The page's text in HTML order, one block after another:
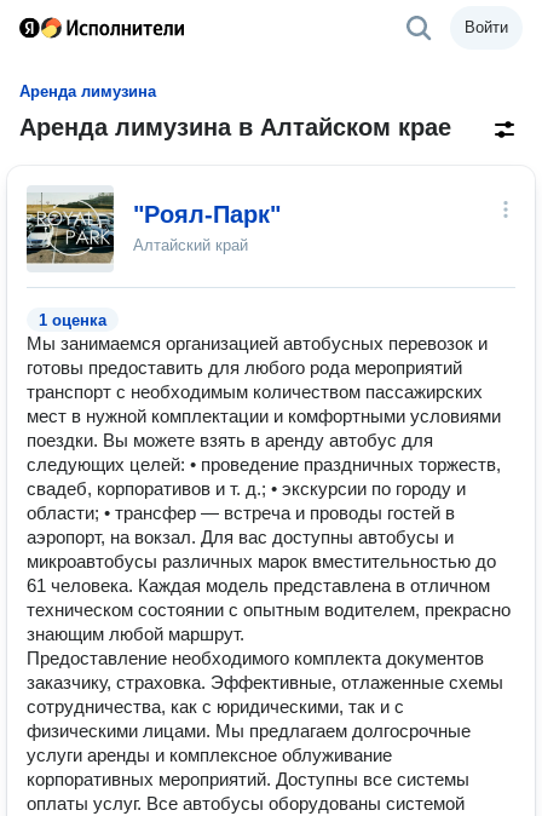
Войти
Аренда лимузина
Аренда лимузина в Алтайском крае
"Роял-Парк"
Алтайский край
1 оценка
Мы занимаемся организацией автобусных перевозок и
готовы предоставить для любого рода мероприятий
транспорт с необходимым количеством пассажирских
мест в нужной комплектации и комфортными условиями
поездки. Вы можете взять в аренду автобус для
следующих целей: • проведение праздничных торжеств,
свадеб, корпоративов и т. д.; • экскурсии по городу и
области; • трансфер — встреча и проводы гостей в
аэропорт, на вокзал. Для вас доступны автобусы и
микроавтобусы различных марок вместительностью до
61 человека. Каждая модель представлена в отличном
техническом состоянии с опытным водителем, прекрасно
знающим любой маршрут.
Предоставление необходимого комплекта документов
заказчику, страховка. Эффективные, отлаженные схемы
сотрудничества, как с юридическими, так и с
физическими лицами. Мы предлагаем долгосрочные
услуги аренды и комплексное облуживание
корпоративных мероприятий. Доступны все системы
оплаты услуг. Все автобусы оборудованы системой